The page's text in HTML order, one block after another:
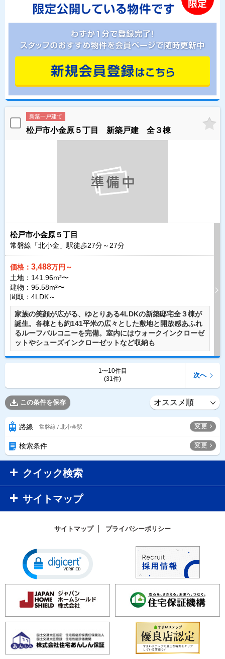
新築一戸建て
松戸市小金原５丁目 新築戸建 全３棟
松戸市小金原５丁目
常磐線「北小金」駅徒歩27分～ 27分
価格： 3,488万円～
土地：141.96m²〜
建物：95.58m²〜
間取：4LDK～
家族の笑顔が広がる、ゆとりある4LDKの新築邸宅全３棟が
誕生。各棟とも約141平米の広々とした敷地と開放感あふれ
るルーフバルコニーを完備。室内にはウォークインクローゼ
ットやシューズインクローゼットなど収納も
1〜10件目
(31件)
次へ
この条件を保存
路線 常磐線 / 北小金駅 変更
検索条件 変更
クイック検索
サイトマップ
サイトマップ プライバシーポリシー